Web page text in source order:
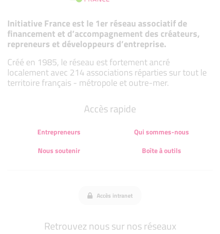
Initiative France est le 1er réseau associatif de
financement et d’accompagnement des créateurs,
repreneurs et développeurs d’entreprise.
Créé en 1985, le réseau est fortement ancré
localement avec 214 associations réparties sur tout le
territoire français - métropole et outre-mer.
Accès rapide
Entrepreneurs
Qui sommes-nous
Nous soutenir
Boîte à outils
Accès intranet
Retrouvez nous sur nos réseaux